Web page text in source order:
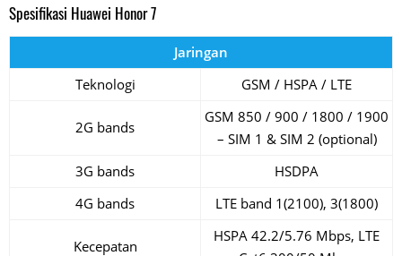
Spesifikasi Huawei Honor 7
Jaringan
Teknologi
GSM / HSPA / LTE
2G bands
GSM 850 / 900 / 1800 / 1900
– SIM 1 & SIM 2 (optional)
3G bands
HSDPA
4G bands
LTE band 1(2100), 3(1800)
Kecepatan
HSPA 42.2/5.76 Mbps, LTE